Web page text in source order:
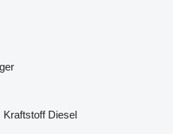
Kraftstoff Diesel